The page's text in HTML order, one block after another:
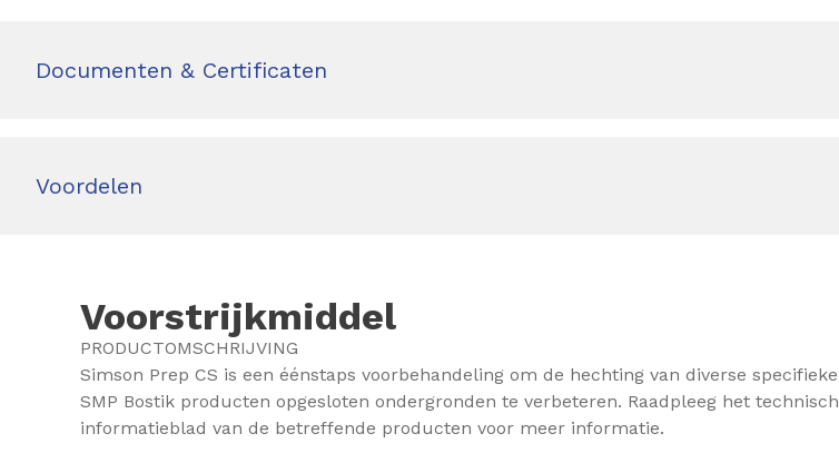
Documenten & Certificaten
Voordelen
Voorstrijkmiddel
PRODUCTOMSCHRIJVING
Simson Prep CS is een éénstaps voorbehandeling om de hechting van diverse specifieke
SMP Bostik producten opgesloten ondergronden te verbeteren. Raadpleeg het technisch
informatieblad van de betreffende producten voor meer informatie.